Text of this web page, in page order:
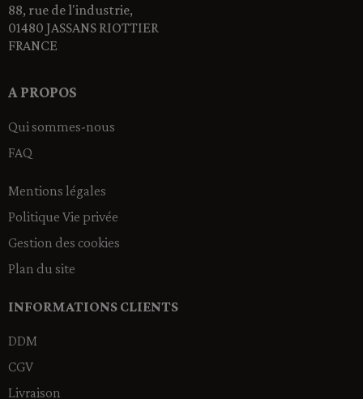
88, rue de l'industrie,
01480 JASSANS RIOTTIER
FRANCE
A PROPOS
Qui sommes-nous
FAQ
Mentions légales
Politique Vie privée
Gestion des cookies
Plan du site
INFORMATIONS CLIENTS
DDM
CGV
Livraison